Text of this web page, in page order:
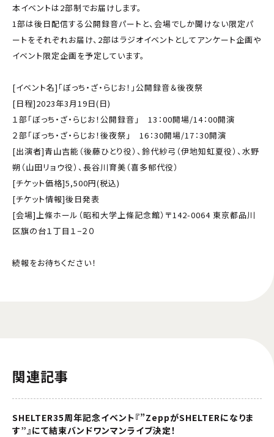
本イベントは2部制でお届けします。
1部は後日配信する公開録音パートと、会場でしか聞けない限定パ
ートをそれぞれお届け、2部はラジオイベントとしてアンケート企画や
イベント限定企画を予定しています。
[イベント名]「ぼっち・ざ・らじお！」公開録音＆後夜祭
[日程]2023年3月19日(日)
１部「ぼっち・ざ・らじお！公開録音」 13：00開場/14：00開演
２部「ぼっち・ざ・らじお！後夜祭」 16：30開場/17：30開演
[出演者]青山吉能（後藤ひとり役）、鈴代紗弓（伊地知虹夏役）、水野
朔（山田リョウ役）、長谷川育美（喜多郁代役）
[チケット価格]5,500円(税込)
[チケット情報]後日発表
[会場]上條ホール（昭和大学上條記念館）〒142-0064 東京都品川
区旗の台１丁目１−２０
続報をお待ちください！
関連記事
SHELTER35周年記念イベント『”ZeppがSHELTERになりま
す”』にて結束バンドワンマンライブ決定！